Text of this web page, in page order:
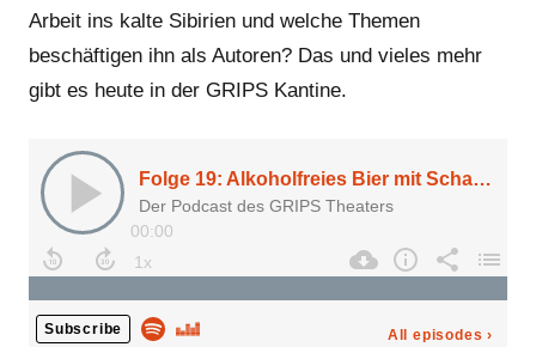
Arbeit ins kalte Sibirien und welche Themen
beschäftigen ihn als Autoren? Das und vieles mehr
gibt es heute in der GRIPS Kantine.